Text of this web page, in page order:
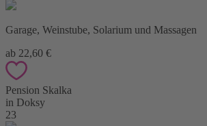
Garage, Weinstube, Solarium und Massagen
ab 22,60 €
Pension Skalka
in Doksy
23